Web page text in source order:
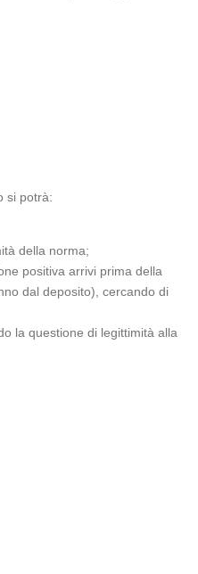
si potrà:
della norma;
positiva arrivi prima della
dal deposito), cercando di
la questione di legittimità alla